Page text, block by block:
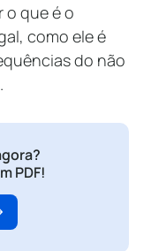
o que é o
como ele é
do não
PDF!